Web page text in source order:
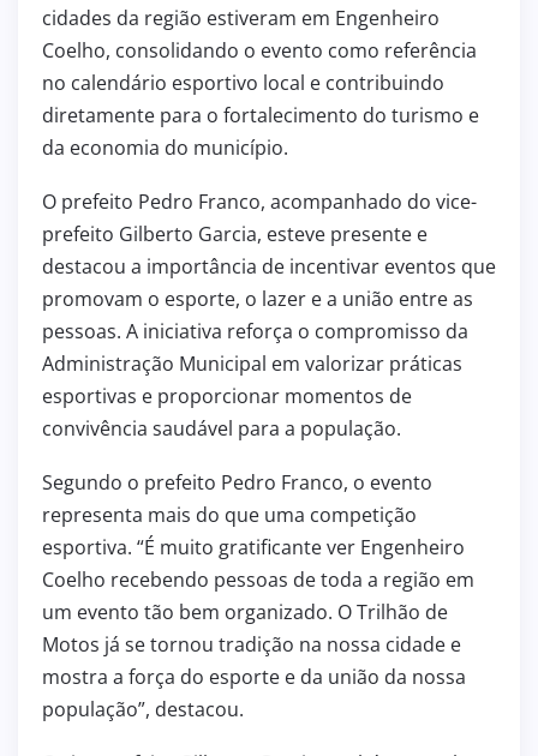
cidades da região estiveram em Engenheiro
Coelho, consolidando o evento como referência
no calendário esportivo local e contribuindo
diretamente para o fortalecimento do turismo e
da economia do município.
O prefeito Pedro Franco, acompanhado do vice-
prefeito Gilberto Garcia, esteve presente e
destacou a importância de incentivar eventos que
promovam o esporte, o lazer e a união entre as
pessoas. A iniciativa reforça o compromisso da
Administração Municipal em valorizar práticas
esportivas e proporcionar momentos de
convivência saudável para a população.
Segundo o prefeito Pedro Franco, o evento
representa mais do que uma competição
esportiva. “É muito gratificante ver Engenheiro
Coelho recebendo pessoas de toda a região em
um evento tão bem organizado. O Trilhão de
Motos já se tornou tradição na nossa cidade e
mostra a força do esporte e da união da nossa
população”, destacou.